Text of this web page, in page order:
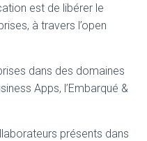
est de libérer le
à travers l’open
dans des domaines
Apps, l’Embarqué &
présents dans